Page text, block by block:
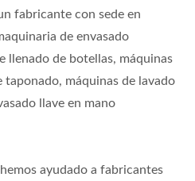
fabricante con sede en
de envasado
llenado de botellas, máquinas
máquinas de lavado
llave en mano
ayudado a fabricantes